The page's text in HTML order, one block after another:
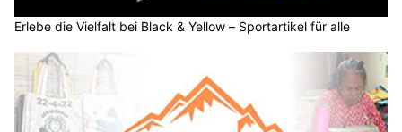
Erlebe die Vielfalt bei Black & Yellow – Sportartikel für alle